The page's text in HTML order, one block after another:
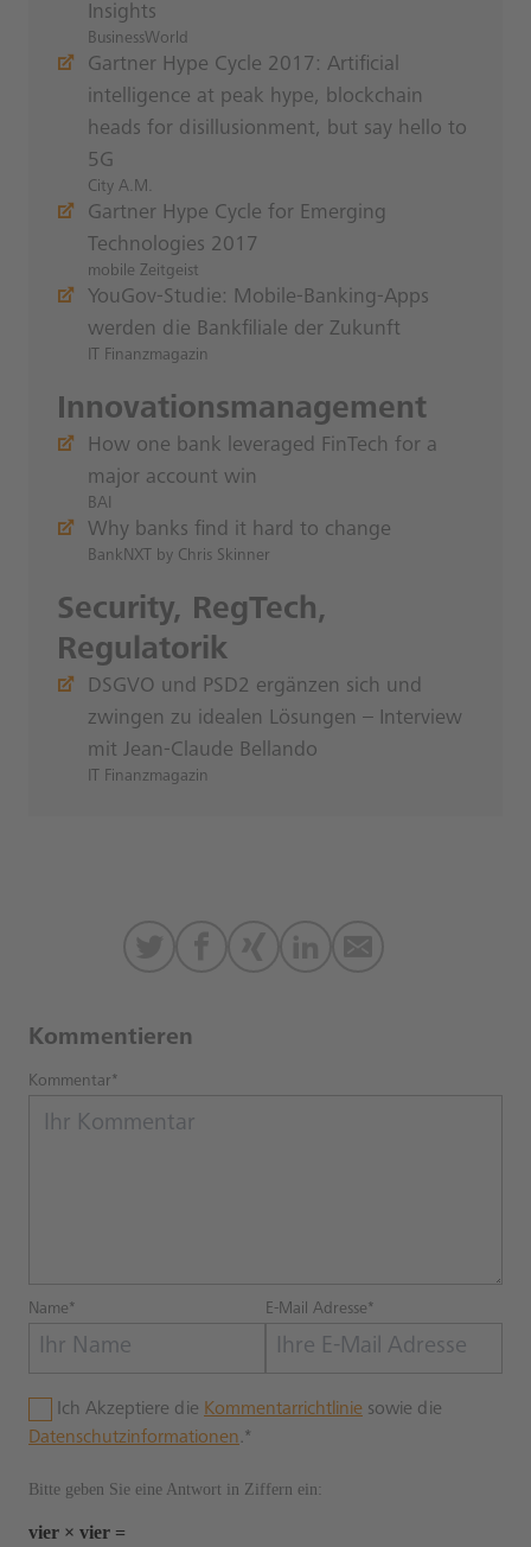
Insights
BusinessWorld
Gartner Hype Cycle 2017: Artificial
intelligence at peak hype, blockchain
heads for disillusionment, but say hello to
5G
City A.M.
Gartner Hype Cycle for Emerging
Technologies 2017
mobile Zeitgeist
YouGov-Studie: Mobile-Banking-Apps
werden die Bankfiliale der Zukunft
IT Finanzmagazin
Innovationsmanagement
How one bank leveraged FinTech for a
major account win
BAI
Why banks find it hard to change
BankNXT by Chris Skinner
Security, RegTech,
Regulatorik
DSGVO und PSD2 ergänzen sich und
zwingen zu idealen Lösungen – Interview
mit Jean-Claude Bellando
IT Finanzmagazin
Kommentieren
Kommentar*
Name* E-Mail Adresse*
Ich Akzeptiere die Kommentarrichtlinie sowie die
Datenschutzinformationen.*
Bitte geben Sie eine Antwort in Ziffern ein:
vier × vier =